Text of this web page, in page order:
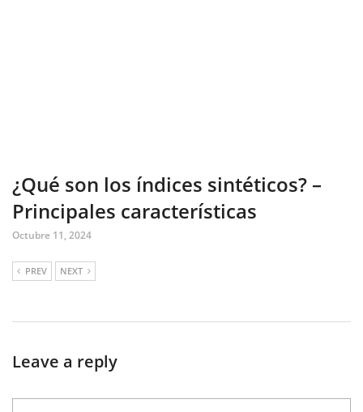
¿Qué son los índices sintéticos? –
Principales características
Octubre 11, 2024
PREV NEXT
Leave a reply